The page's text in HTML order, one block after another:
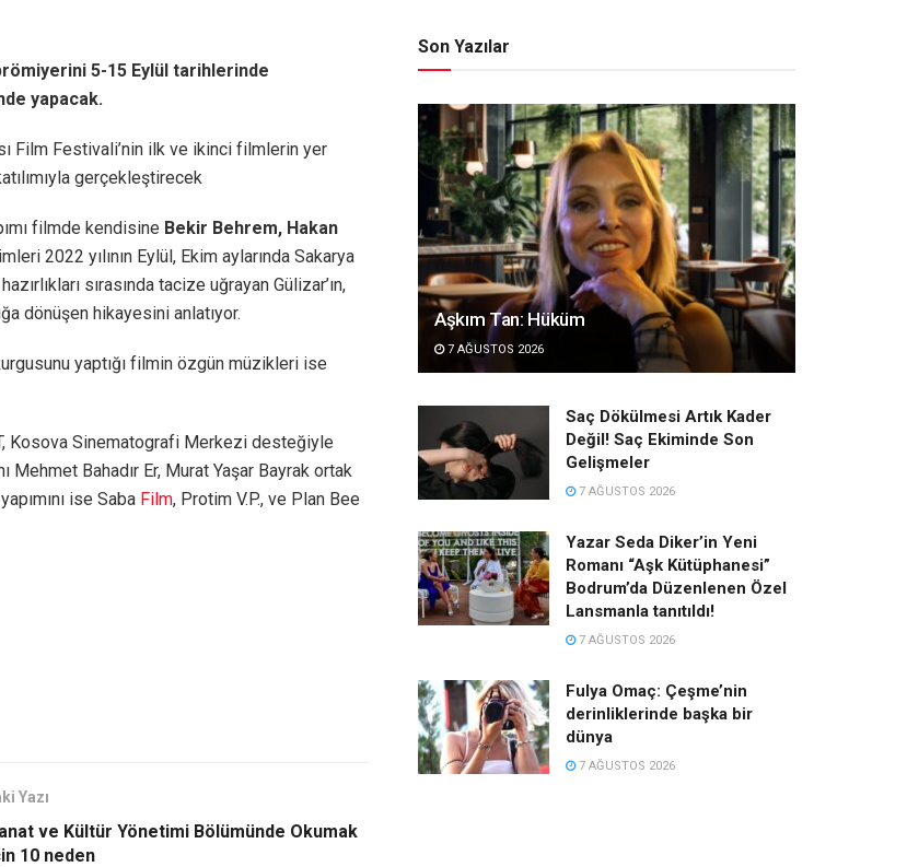
5-15 Eylül tarihlerinde
yapacak.
Film Festivali’nin ilk ve ikinci filmlerin yer
gerçekleştirecek
filmde kendisine Bekir Behrem, Hakan
2022 yılının Eylül, Ekim aylarında Sakarya
sırasında tacize uğrayan Gülizar’ın,
dönüşen hikayesini anlatıyor.
yaptığı filmin özgün müzikleri ise
Kosova Sinematografi Merkezi desteğiyle
Mehmet Bahadır Er, Murat Yaşar Bayrak ortak
ise Saba Film, Protim V.P., ve Plan Bee
Yazı
ve Kültür Yönetimi Bölümünde Okumak
10 neden
Son Yazılar
Aşkım Tan: Hüküm
7 AĞUSTOS 2026
Saç Dökülmesi Artık Kader
Değil! Saç Ekiminde Son
Gelişmeler
7 AĞUSTOS 2026
Yazar Seda Diker’in Yeni
Romanı “Aşk Kütüphanesi”
Bodrum’da Düzenlenen Özel
Lansmanla tanıtıldı!
7 AĞUSTOS 2026
Fulya Omaç: Çeşme’nin
derinliklerinde başka bir
dünya
7 AĞUSTOS 2026